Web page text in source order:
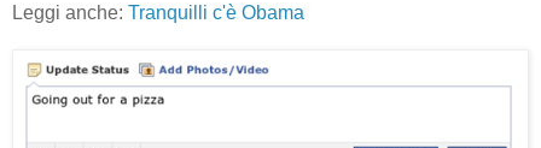
Leggi anche: Tranquilli c'è Obama